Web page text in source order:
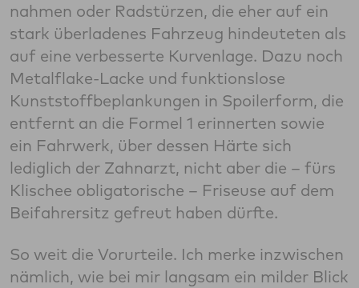
nahmen oder Radstürzen, die eher auf ein
stark überladenes Fahrzeug hindeuteten als
auf eine verbesserte Kurvenlage. Dazu noch
Metalflake-Lacke und funktionslose
Kunststoffbeplankungen in Spoilerform, die
entfernt an die Formel 1 erinnerten sowie
ein Fahrwerk, über dessen Härte sich
lediglich der Zahnarzt, nicht aber die – fürs
Klischee obligatorische – Friseuse auf dem
Beifahrersitz gefreut haben dürfte.
So weit die Vorurteile. Ich merke inzwischen
nämlich, wie bei mir langsam ein milder Blick